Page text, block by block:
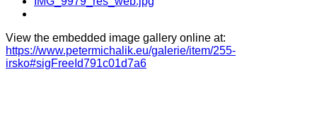
View the embedded image gallery online at:
https://www.petermichalik.eu/galerie/item/255-
irsko#sigFreeId791c01d7a6